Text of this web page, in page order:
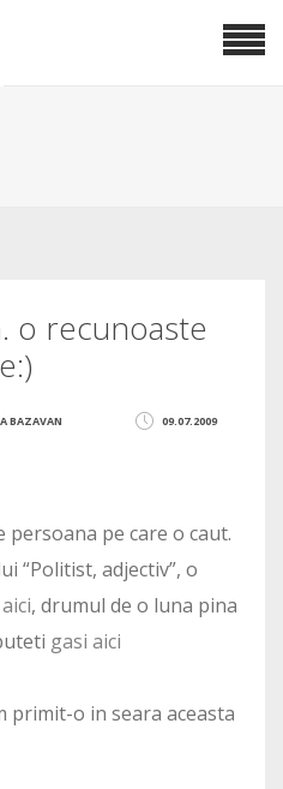
o recunoaste
09.07.2009
BAZAVAN
persoana pe care o caut.
“Politist, adjectiv”, o
, drumul de o luna pina
gasi aici
o in seara aceasta